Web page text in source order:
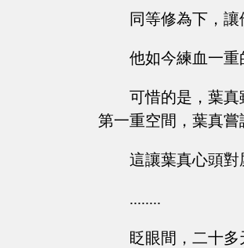
同等修為下，
他如今練血一
可惜的是，葉
第一重空間，葉真
這讓葉真心頭
........
眨眼間，二十